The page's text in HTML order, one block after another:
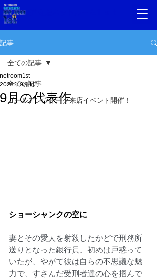
記事
全ての記事
ゴールデンウィーク来店イベント開催！
全ての記事
9月の代表作
netroom1st
2023年9月1日
ショーシャンクの空に
妻とその愛人を射殺したかどで刑務所
送りとなった銀行員。初めは戸惑って
いたが、やがて彼は自らの不思議な魅
力で、すさんだ受刑者達の心を掴んで